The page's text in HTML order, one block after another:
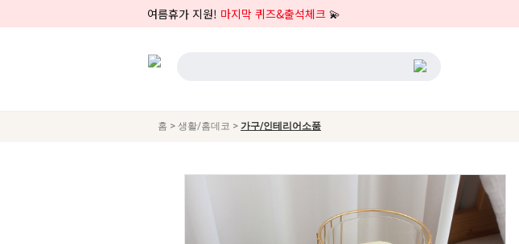
여름휴가 지원! 마지막 퀴즈&출석체크 💫
홈 > 생활/홈데코 > 가구/인테리어소품